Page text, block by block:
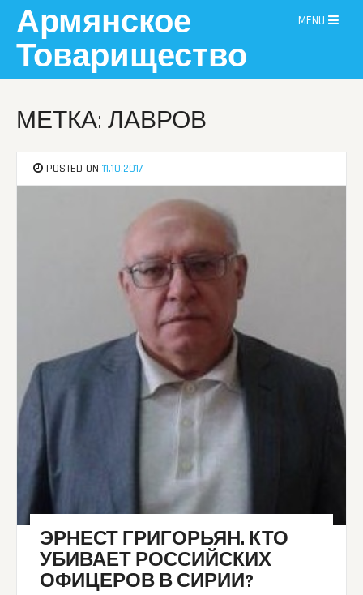
content
Армянское
Товарищество
MENU
МЕТКА: ЛАВРОВ
POSTED ON11.10.2017
ЭРНЕСТ ГРИГОРЬЯН. КТО
УБИВАЕТ РОССИЙСКИХ
ОФИЦЕРОВ В СИРИИ?